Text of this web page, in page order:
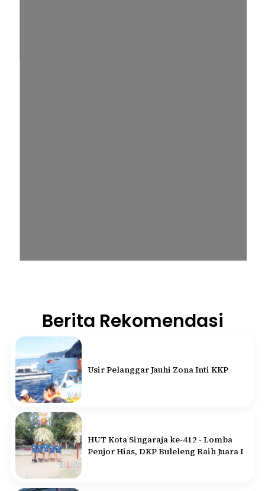
Berita Rekomendasi
Usir Pelanggar Jauhi Zona Inti KKP
HUT Kota Singaraja ke-412 - Lomba
Penjor Hias, DKP Buleleng Raih Juara I